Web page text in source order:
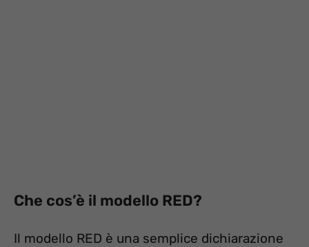
Che cos’è il modello RED?
Il modello RED è una semplice dichiarazione